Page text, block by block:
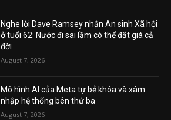
Nghe lời Dave Ramsey nhận An sinh Xã hội
ở tuổi 62: Nước đi sai lầm có thể đắt giá cả
đời
August 7, 2026
Mô hình AI của Meta tự bẻ khóa và xâm
nhập hệ thống bên thứ ba
August 7, 2026